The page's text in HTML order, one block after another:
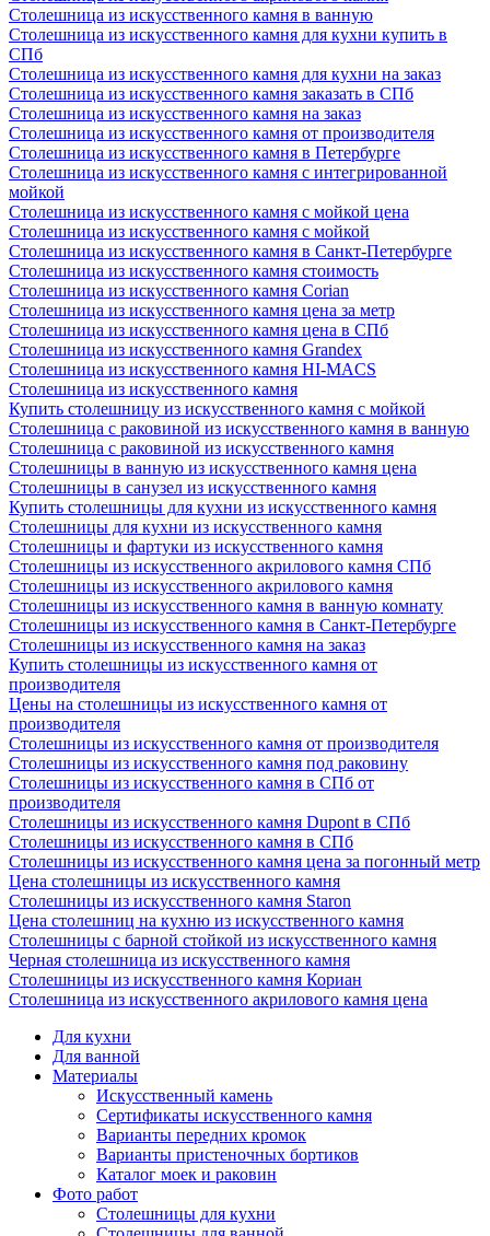
Столешница из искусственного камня в ванную
Столешница из искусственного камня для кухни купить в
СПб
Столешница из искусственного камня для кухни на заказ
Столешница из искусственного камня заказать в СПб
Столешница из искусственного камня на заказ
Столешница из искусственного камня от производителя
Столешница из искусственного камня в Петербурге
Столешница из искусственного камня с интегрированной
мойкой
Столешница из искусственного камня с мойкой цена
Столешница из искусственного камня с мойкой
Столешница из искусственного камня в Санкт-Петербурге
Столешница из искусственного камня стоимость
Столешница из искусственного камня Сorian
Столешница из искусственного камня цена за метр
Столешница из искусственного камня цена в СПб
Столешница из искусственного камня Grandex
Столешница из искусственного камня HI-MACS
Столешница из искусственного камня
Купить столешницу из искусственного камня с мойкой
Столешница с раковиной из искусственного камня в ванную
Столешница с раковиной из искусственного камня
Столешницы в ванную из искусственного камня цена
Столешницы в санузел из искусственного камня
Купить столешницы для кухни из искусственного камня
Столешницы для кухни из искусственного камня
Столешницы и фартуки из искусственного камня
Столешницы из искусственного акрилового камня СПб
Столешницы из искусственного акрилового камня
Столешницы из искусственного камня в ванную комнату
Столешницы из искусственного камня в Санкт-Петербурге
Столешницы из искусственного камня на заказ
Купить столешницы из искусственного камня от
производителя
Цены на столешницы из искусственного камня от
производителя
Столешницы из искусственного камня от производителя
Столешницы из искусственного камня под раковину
Столешницы из искусственного камня в СПб от
производителя
Столешницы из искусственного камня Dupont в СПб
Столешницы из искусственного камня в СПб
Столешницы из искусственного камня цена за погонный метр
Цена столешницы из искусственного камня
Столешницы из искусственного камня Staron
Цена столешниц на кухню из искусственного камня
Столешницы с барной стойкой из искусственного камня
Черная столешница из искусственного камня
Столешницы из искусственного камня Кориан
Столешница из искусственного акрилового камня цена
Для кухни
Для ванной
Материалы
Искусственный камень
Сертификаты искусственного камня
Варианты передних кромок
Варианты пристеночных бортиков
Каталог моек и раковин
Фото работ
Столешницы для кухни